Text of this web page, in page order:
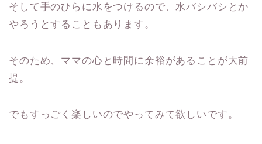
そして手のひらに水をつけるので、水バシバシとか
やろうとすることもあります。
そのため、ママの心と時間に余裕があることが大前
提。
でもすっごく楽しいのでやってみて欲しいです。